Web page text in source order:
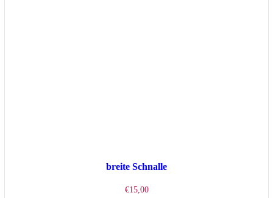
breite Schnalle
€15,00